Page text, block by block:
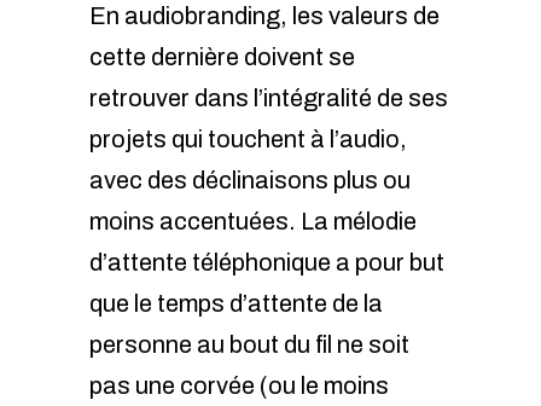
En audiobranding, les valeurs de
cette dernière doivent se
retrouver dans l’intégralité de ses
projets qui touchent à l’audio,
avec des déclinaisons plus ou
moins accentuées. La mélodie
d’attente téléphonique a pour but
que le temps d’attente de la
personne au bout du fil ne soit
pas une corvée (ou le moins